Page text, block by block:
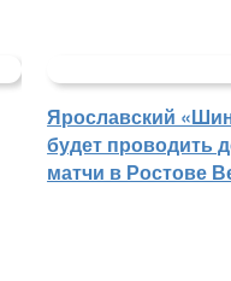
Ярославский
будет проводить
матчи в Ростове